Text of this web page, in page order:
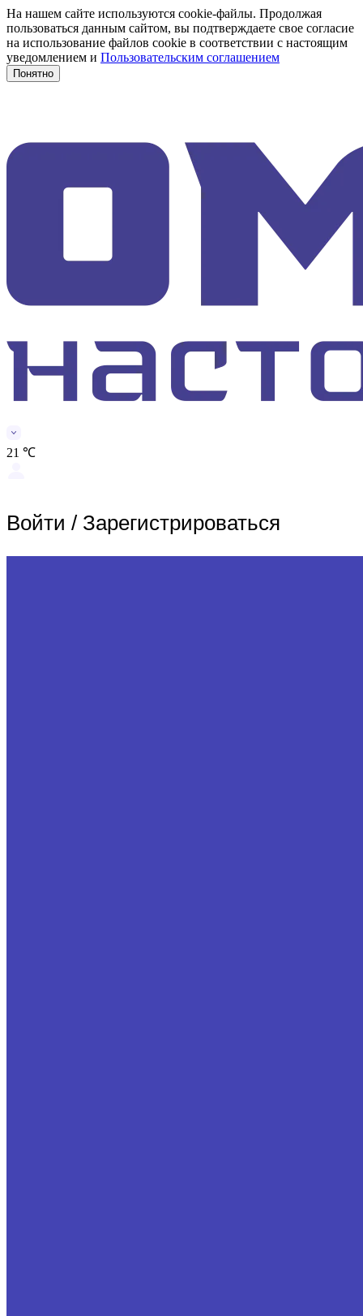
На нашем сайте используются cookie-файлы. Продолжая
пользоваться данным сайтом, вы подтверждаете свое согласие
на использование файлов cookie в соответствии с настоящим
уведомлением и Пользовательским соглашением
Понятно
21 ℃
Войти / Зарегистрироваться